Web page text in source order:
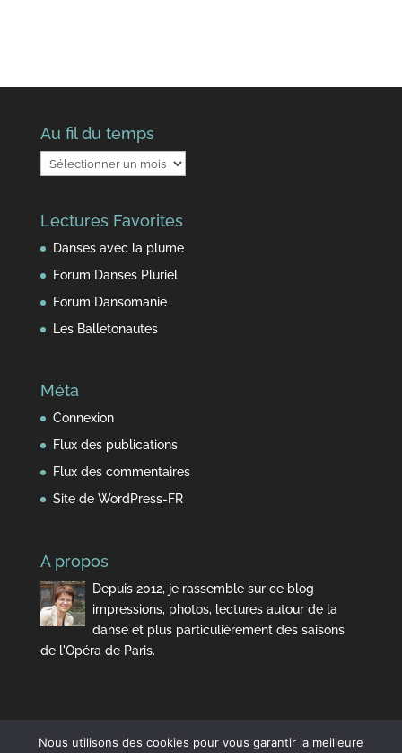
Au fil du temps
Au
fil
temps
Lectures Favorites
Danses avec la plume
Forum Danses Pluriel
Forum Dansomanie
Les Balletonautes
Méta
Connexion
Flux des publications
Flux des commentaires
Site de WordPress-FR
A propos
Depuis 2012, je rassemble sur ce blog
impressions, photos, lectures autour de la
danse et plus particulièrement des saisons
de l'Opéra de Paris.
Nous utilisons des cookies pour vous garantir la meilleure